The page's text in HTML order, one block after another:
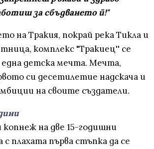
за сбъдването й!"
на Тракия, покрай река Тикла и
комплекс "Тракиец'' се
една детска мечта. Мечта,
си десетилетие надскача и
на своите създатели.
на две 15-годишни
с плахата първа стъпка да се